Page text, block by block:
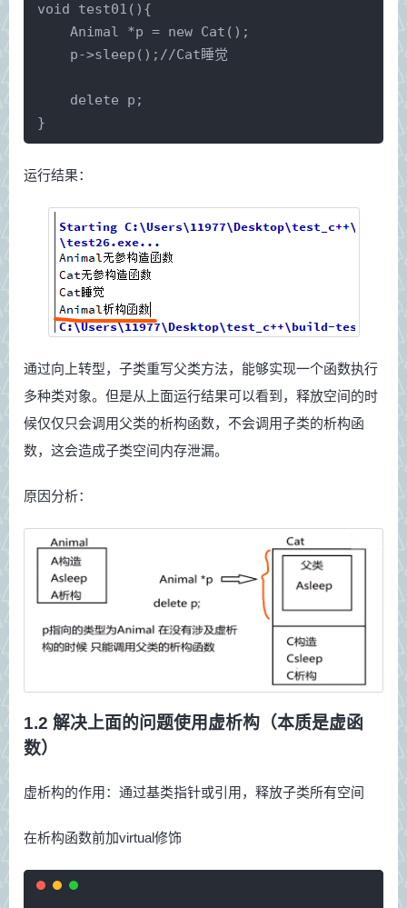
void test01(){
    Animal *p = new Cat();
    p->sleep();//Cat睡觉
    delete p;
}
运行结果：
通过向上转型，子类重写父类方法，能够实现一个函数执行
多种类对象。但是从上面运行结果可以看到，释放空间的时
候仅仅只会调用父类的析构函数，不会调用子类的析构函
数，这会造成子类空间内存泄漏。
原因分析：
1.2 解决上面的问题使用虚析构（本质是虚函
数）
虚析构的作用：通过基类指针或引用，释放子类所有空间
在析构函数前加virtual修饰